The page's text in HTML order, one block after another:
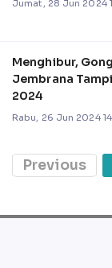
Jumat, 28 Jun 2024
Menghibur,
Jembrana
2024
Rabu, 26 Jun 2024
Previous